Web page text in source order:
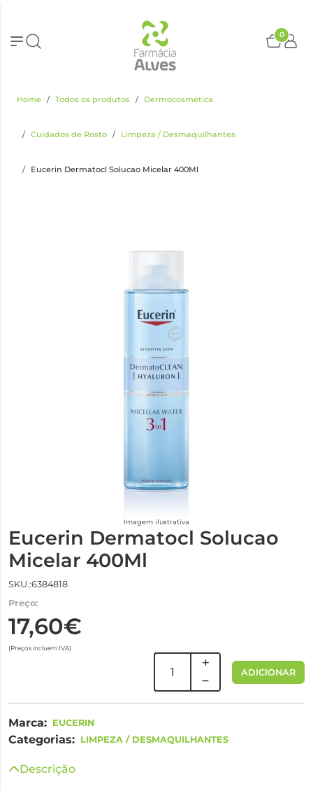
0
Home Todos os produtos Dermocosmética
Cuidados de Rosto Limpeza / Desmaquilhantes
Eucerin Dermatocl Solucao Micelar 400Ml
Imagem ilustrativa
Eucerin Dermatocl Solucao
Micelar 400Ml
SKU.:6384818
Preço:
17,60€
(Preços incluem IVA)
ADICIONAR
Marca: EUCERIN
Categorias: LIMPEZA / DESMAQUILHANTES
Descrição